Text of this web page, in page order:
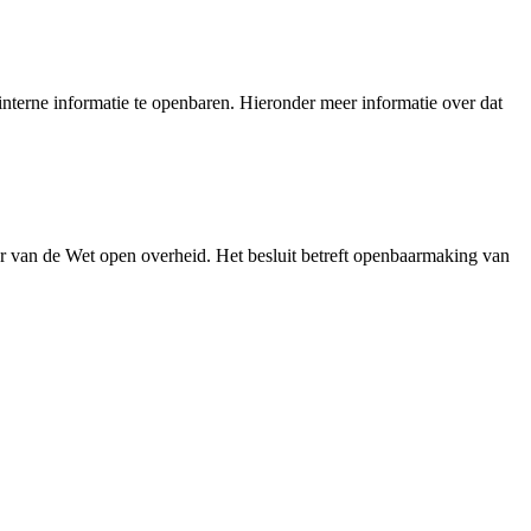
informatie te openbaren. Hieronder meer informatie over dat
de Wet open overheid. Het besluit betreft openbaarmaking van